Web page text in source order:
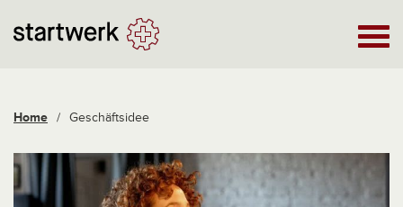
Home / Geschäftsidee